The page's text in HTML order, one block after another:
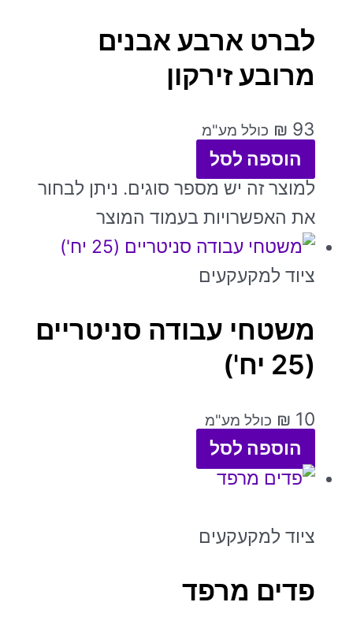
לברט ארבע אבנים
מרובע זירקון
₪ 93 כולל מע"מ
הוספה לסל
למוצר זה יש מספר סוגים. ניתן לבחור
את האפשרויות בעמוד המוצר
ציוד למקעקעים
משטחי עבודה סניטריים
(25 יח')
₪ 10 כולל מע"מ
הוספה לסל
ציוד למקעקעים
פדים מרפד